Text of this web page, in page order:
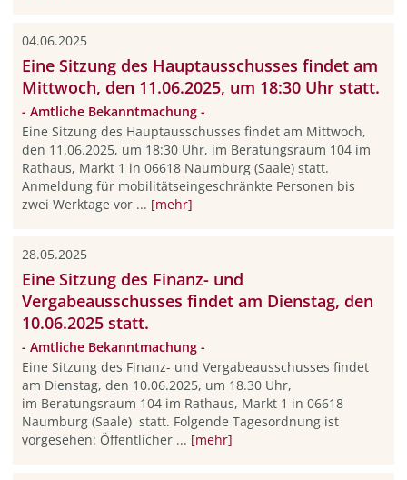
04.06.2025
Eine Sitzung des Hauptausschusses findet am
Mittwoch, den 11.06.2025, um 18:30 Uhr statt.
- Amtliche Bekanntmachung -
Eine Sitzung des Hauptausschusses findet am Mittwoch,
den 11.06.2025, um 18:30 Uhr, im Beratungsraum 104 im
Rathaus, Markt 1 in 06618 Naumburg (Saale) statt.
Anmeldung für mobilitätseingeschränkte Personen bis
zwei Werktage vor ... [mehr]
28.05.2025
Eine Sitzung des Finanz- und
Vergabeausschusses findet am Dienstag, den
10.06.2025 statt.
- Amtliche Bekanntmachung -
Eine Sitzung des Finanz- und Vergabeausschusses findet
am Dienstag, den 10.06.2025, um 18.30 Uhr,
im Beratungsraum 104 im Rathaus, Markt 1 in 06618
Naumburg (Saale) statt. Folgende Tagesordnung ist
vorgesehen: Öffentlicher ... [mehr]